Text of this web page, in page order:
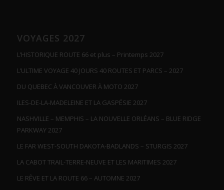
VOYAGES 2027
L’HISTORIQUE ROUTE 66 et plus – Printemps 2027
L’ULTIME VOYAGE 40 JOURS 40 ROUTES ET PARCS – 2027
DU QUEBEC À VANCOUVER À MOTO 2027
ILES-DE-LA-MADELEINE ET LA GASPÉSIE 2027
NASHVILLE – MEMPHIS – LA NOUVELLE ORLÉANS – BLUE RIDGE
PARKWAY 2027
LE FAR WEST-SOUTH DAKOTA-BADLANDS – STURGIS 2027
LA CABOT TRAIL-TERRE-NEUVE ET LES MARITIMES 2027
LE RÊVE ET LA ROUTE 66 – AUTOMNE 2027